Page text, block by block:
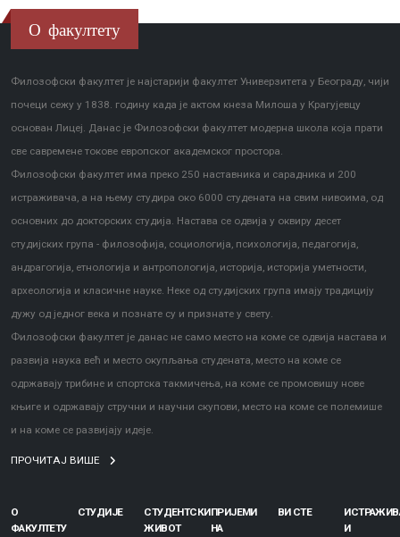
О факултету
Филозофски факултет је најстарији факултет Универзитета у Београду, чији
почеци сежу у 1838. годину када је актом кнеза Милоша у Крагујевцу
основан Лицеј. Данас је Филозофски факултет модерна школа која прати
све савремене токове европског академског простора.
Филозофски факултет има преко 250 наставника и сарадника и 200
истраживача, а на њему студира око 6000 студената на свим нивоима, од
основних до докторских студија. Настава се одвија у оквиру десет
студијских група - филозофија, социологија, психологија, педагогија,
андрагогија, етнологија и антропологија, историја, историја уметности,
археологија и класичне науке. Неке од студијских група имају традицију
дужу од једног века и познате су и признате у свету.
Филозофски факултет је данас не само место на коме се одвија настава и
развија наука већ и место окупљања студената, место на коме се
одржавају трибине и спортска такмичења, на коме се промовишу нове
књиге и одржавају стручни и научни скупови, место на коме се полемише
и на коме се развијају идеје.
ПРОЧИТАЈ ВИШЕ
О
ФАКУЛТЕТУ
СТУДИЈЕ
СТУДЕНТСКИ
ЖИВОТ
ПРИЈЕМИ
НА
ВИ СТЕ
И